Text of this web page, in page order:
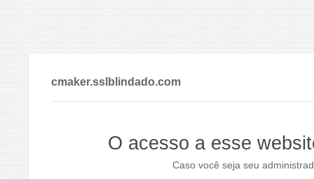
cmaker.sslblindado.com
O acesso a esse
Caso você seja seu